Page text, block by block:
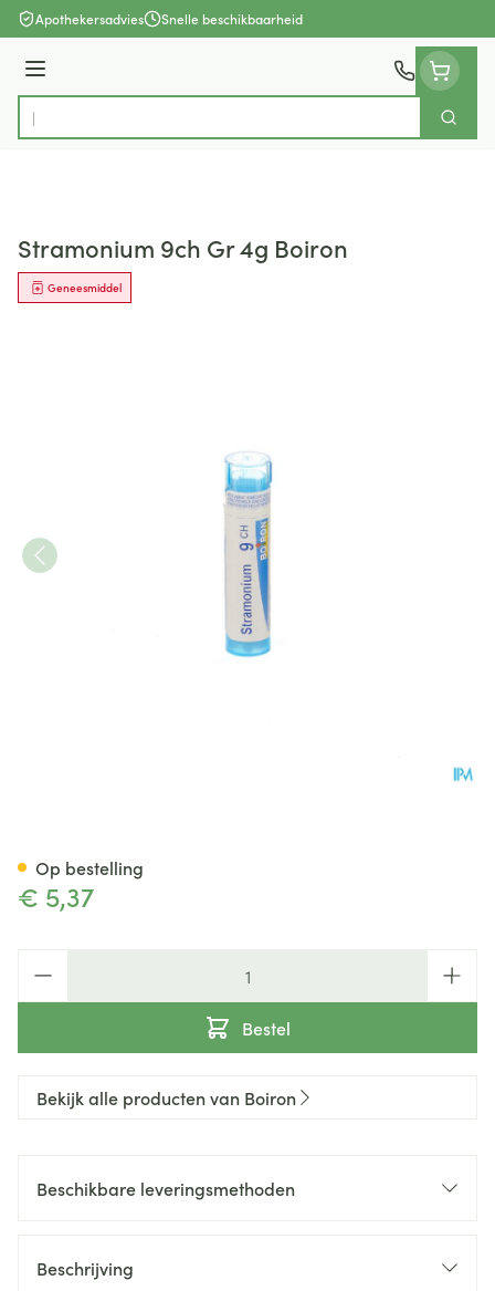
Ga naar de inhoud
Apothekersadvies Snelle beschikbaarheid
Menu
Product, merk, categorie...
Zoek
Stramonium 9ch Gr 4g Boiron
Geneesmiddel
€ 5,37
Bestel
Op bestelling
Bekijk alle producten van Boiron
Beschikbare leveringsmethoden
Beschrijving